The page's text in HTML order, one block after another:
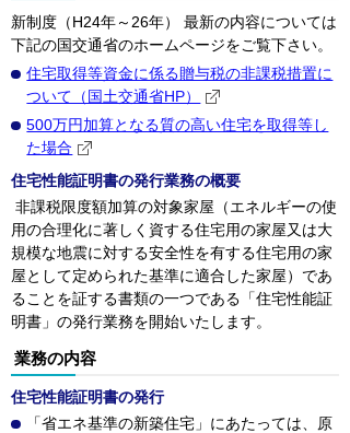
新制度（H24年～26年） 最新の内容については
下記の国交通省のホームページをご覧下さい。
住宅取得等資金に係る贈与税の非課税措置に
ついて（国土交通省HP）
500万円加算となる質の高い住宅を取得等し
た場合
住宅性能証明書の発行業務の概要
非課税限度額加算の対象家屋（エネルギーの使
用の合理化に著しく資する住宅用の家屋又は大
規模な地震に対する安全性を有する住宅用の家
屋として定められた基準に適合した家屋）であ
ることを証する書類の一つである「住宅性能証
明書」の発行業務を開始いたします。
業務の内容
住宅性能証明書の発行
「省エネ基準の新築住宅」にあたっては、原